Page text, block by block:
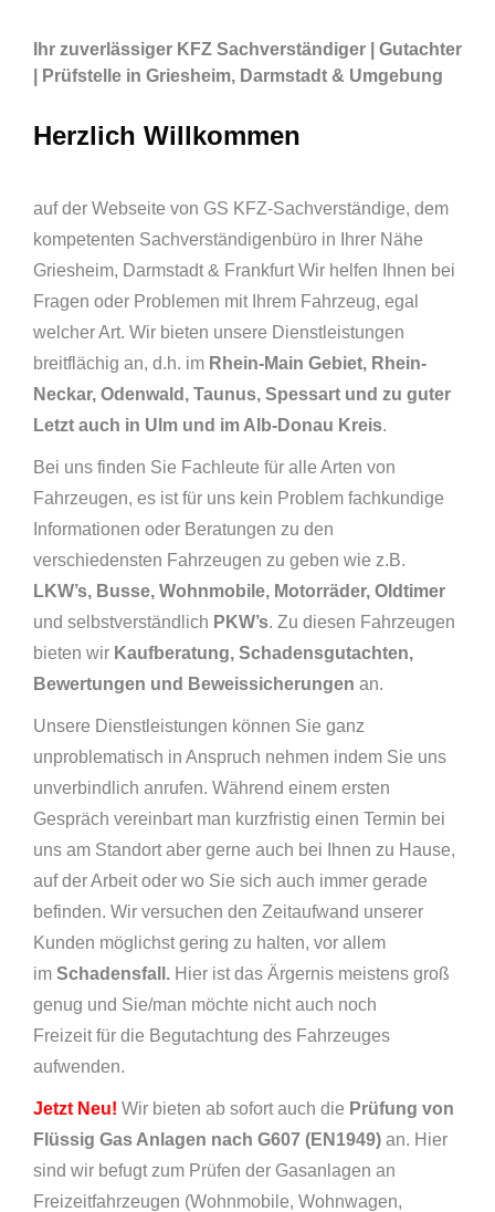
Ihr zuverlässiger KFZ Sachverständiger | Gutachter
| Prüfstelle in Griesheim, Darmstadt & Umgebung
Herzlich Willkommen
auf der Webseite von GS KFZ-Sachverständige, dem
kompetenten Sachverständigenbüro in Ihrer Nähe
Griesheim, Darmstadt & FrankfurtWir helfen Ihnen bei
Fragen oder Problemen mit Ihrem Fahrzeug, egal
welcher Art. Wir bieten unsere Dienstleistungen
breitflächig an, d.h. im Rhein-Main Gebiet, Rhein-
Neckar, Odenwald, Taunus, Spessart und zu guter
Letzt auch in Ulm und im Alb-Donau Kreis.
Bei uns finden Sie Fachleute für alle Arten von
Fahrzeugen, es ist für uns kein Problem fachkundige
Informationen oder Beratungen zu den
verschiedensten Fahrzeugen zu geben wie z.B.
LKW’s, Busse, Wohnmobile, Motorräder, Oldtimer
und selbstverständlich PKW’s. Zu diesen Fahrzeugen
bieten wir Kaufberatung, Schadensgutachten,
Bewertungen und Beweissicherungen an.
Unsere Dienstleistungen können Sie ganz
unproblematisch in Anspruch nehmen indem Sie uns
unverbindlich anrufen. Während einem ersten
Gespräch vereinbart man kurzfristig einen Termin bei
uns am Standort aber gerne auch bei Ihnen zu Hause,
auf der Arbeit oder wo Sie sich auch immer gerade
befinden. Wir versuchen den Zeitaufwand unserer
Kunden möglichst gering zu halten, vor allem
im Schadensfall. Hier ist das Ärgernis meistens groß
genug und Sie/man möchte nicht auch noch
Freizeit für die Begutachtung des Fahrzeuges
aufwenden.
Jetzt Neu! Wir bieten ab sofort auch die Prüfung von
Flüssig Gas Anlagen nach G607 (EN1949) an. Hier
sind wir befugt zum Prüfen der Gasanlagen an
Freizeitfahrzeugen (Wohnmobile, Wohnwagen,